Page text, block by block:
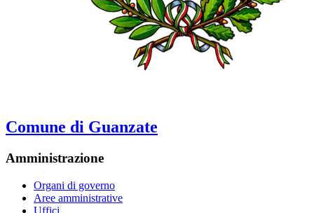
Comune di Guanzate
Amministrazione
Organi di governo
Aree amministrative
Uffici